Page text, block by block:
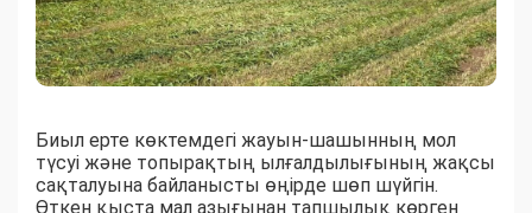
Биыл ерте көктемдегі жауын-шашынның мол
түсуі және топырақтың ылғалдылығының жақсы
сақталуына байланысты өңірде шөп шүйгін.
Өткен қыста мал азығынан тапшылық көрген